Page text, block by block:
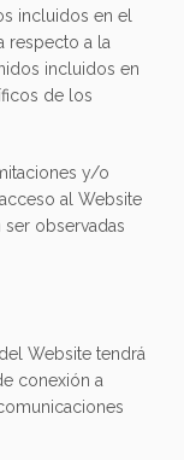
incluidos en el
respecto a la
incluidos en
de los
y/o
al Website
observadas
Website tendrá
conexión a